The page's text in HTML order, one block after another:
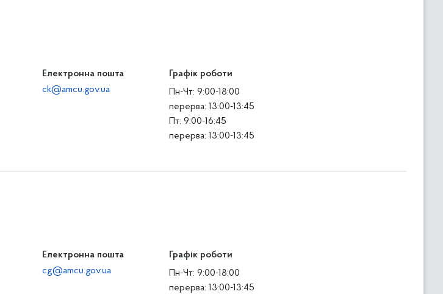
Електронна пошта
ck@amcu.gov.ua
Графік роботи
Пн-Чт: 9:00-18:00
перерва: 13:00-13:45
Пт: 9:00-16:45
перерва: 13:00-13:45
Електронна пошта
cg@amcu.gov.ua
Графік роботи
Пн-Чт: 9:00-18:00
перерва: 13:00-13:45